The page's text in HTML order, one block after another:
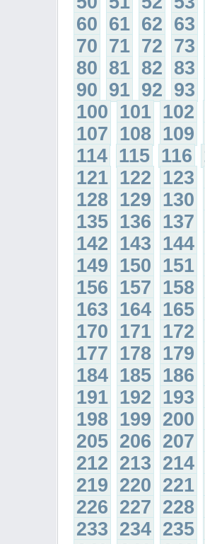
60 61 62 63
70 71 72 73
80 81 82 83
90 91 92 93
100 101 102
107 108 109
114 115 116
121 122 123
128 129 130
135 136 137
142 143 144
149 150 151
156 157 158
163 164 165
170 171 172
177 178 179
184 185 186
191 192 193
198 199 200
205 206 207
212 213 214
219 220 221
226 227 228
233 234 235